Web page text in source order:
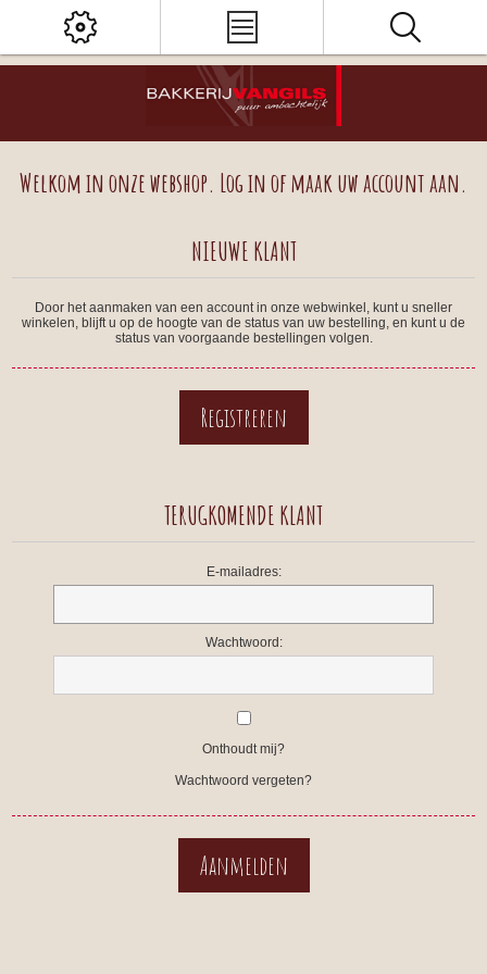
Welkom in onze webshop. Log in of maak uw account aan.
NIEUWE KLANT
Door het aanmaken van een account in onze webwinkel, kunt u sneller
winkelen, blijft u op de hoogte van de status van uw bestelling, en kunt u de
status van voorgaande bestellingen volgen.
TERUGKOMENDE KLANT
E-mailadres:
Wachtwoord:
Onthoudt mij?
Wachtwoord vergeten?